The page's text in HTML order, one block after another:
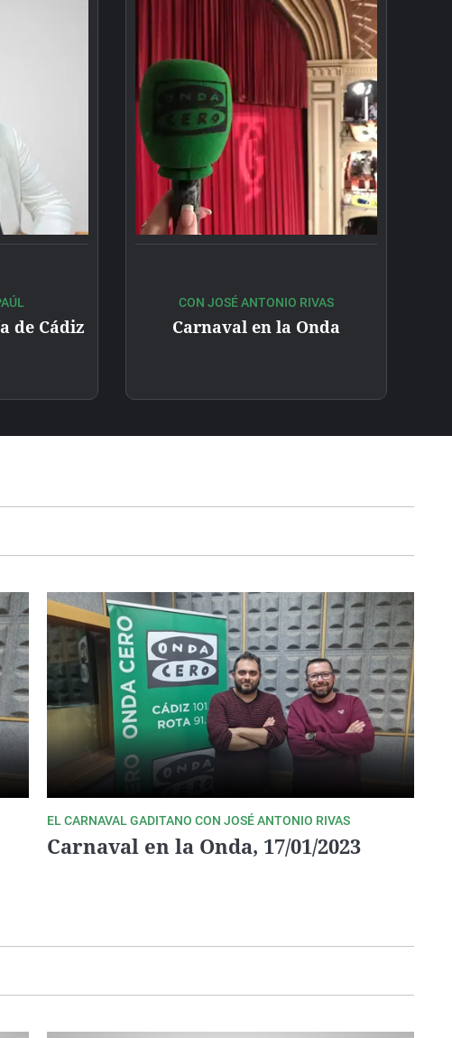
de Cádiz
CON JOSÉ ANTONIO RIVAS
Carnaval en la Onda
EL CARNAVAL GADITANO CON JOSÉ ANTONIO RIVAS
Carnaval en la Onda, 17/01/2023